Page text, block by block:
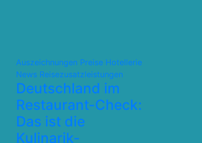
Auszeichnungen Preise Hotellerie
News Reisezusatzleistungen
Deutschland im
Restaurant-Check:
Das ist die
Kulinarik-